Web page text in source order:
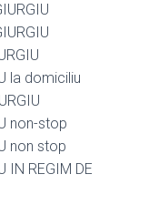
la domiciliu
non-stop
non stop
IN REGIM DE